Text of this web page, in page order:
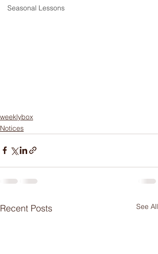
Seasonal Lessons
weeklybox
Notices
Recent Posts See All